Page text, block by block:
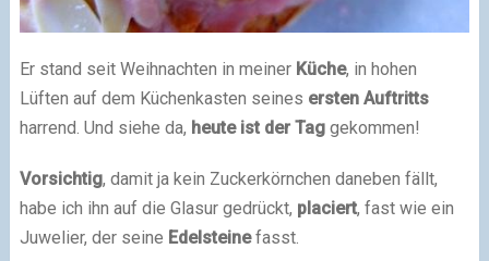
Er stand seit Weihnachten in meiner Küche, in hohen
Lüften auf dem Küchenkasten seines ersten Auftritts
harrend. Und siehe da, heute ist der Taggekommen!
Vorsichtig, damit ja kein Zuckerkörnchen daneben fällt,
habe ich ihn auf die Glasur gedrückt, placiert, fast wie ein
Juwelier, der seine Edelsteinefasst.